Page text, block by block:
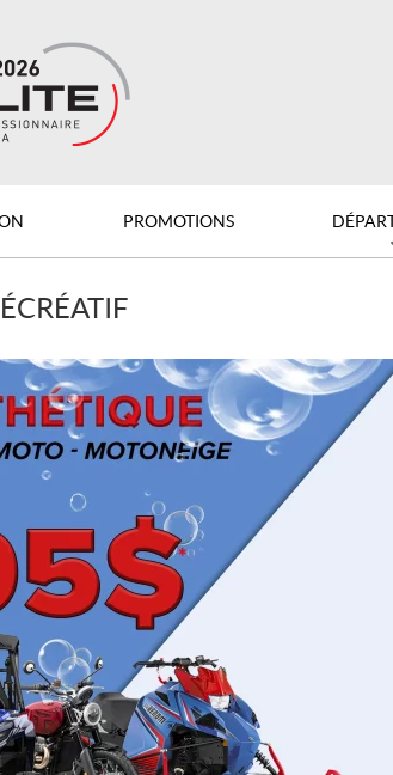
PROMOTIONS